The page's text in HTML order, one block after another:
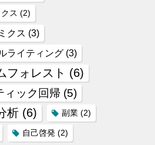
ス (2)
クス (3)
ライティング (3)
フォレスト (6)
ィック回帰 (5)
析 (6) 副業 (2)
自己啓発 (2)